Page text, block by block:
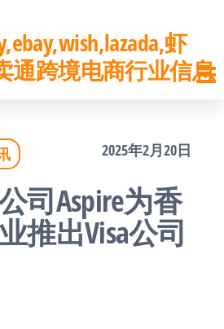
虾
通跨境电商行业信息
2025年2月20日
司Aspire为香
推出Visa公司